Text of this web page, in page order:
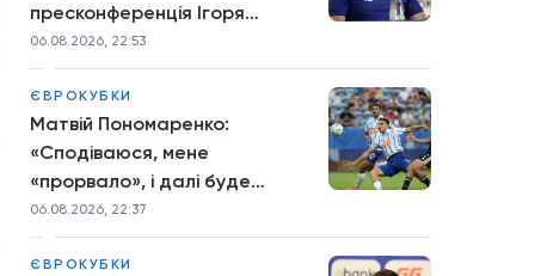
пресконференція Ігоря
Костюка
06.08.2026, 22:53
ЄВРОКУБКИ
Матвій Пономаренко:
«Сподіваюся, мене
«прорвало», і далі буде
більше»
06.08.2026, 22:37
ЄВРОКУБКИ